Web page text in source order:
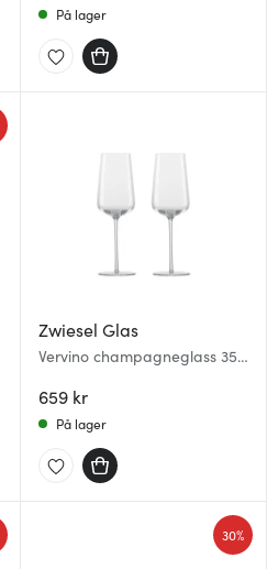
På lager
Zwiesel Glas
Vervino champagneglass 35
659 kr
På lager
30%